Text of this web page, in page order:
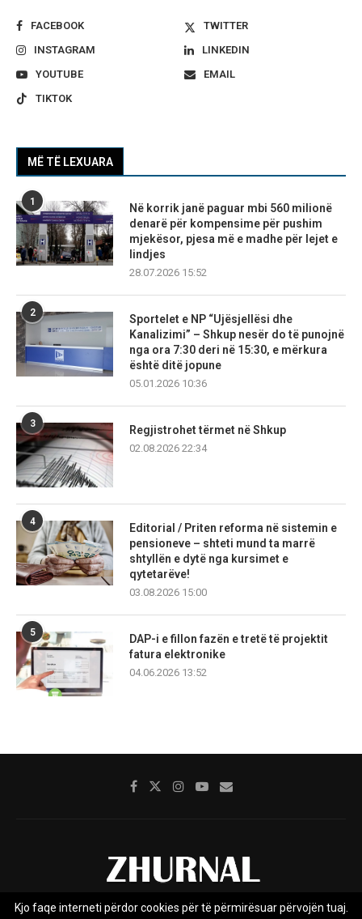
FACEBOOK
TWITTER
INSTAGRAM
LINKEDIN
YOUTUBE
EMAIL
TIKTOK
MË TË LEXUARA
1
Në korrik janë paguar mbi 560 milionë
denarë për kompensime për pushim
mjekësor, pjesa më e madhe për lejet e
lindjes
28.07.2026 15:52
2
Sportelet e NP “Ujësjellësi dhe
Kanalizimi” – Shkup nesër do të punojnë
nga ora 7:30 deri në 15:30, e mërkura
është ditë jopune
05.01.2026 10:36
3
Regjistrohet tërmet në Shkup
02.08.2026 22:34
4
Editorial / Priten reforma në sistemin e
pensioneve – shteti mund ta marrë
shtyllën e dytë nga kursimet e
qytetarëve!
03.08.2026 15:00
5
DAP-i e fillon fazën e tretë të projektit
fatura elektronike
04.06.2026 13:52
Kjo faqe interneti përdor cookies për të përmirësuar përvojën tuaj.